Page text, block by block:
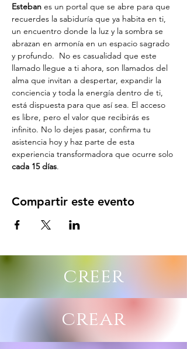
Esteban es un portal que se abre para que
recuerdes la sabiduría que ya habita en ti,
un encuentro donde la luz y la sombra se
abrazan en armonía en un espacio sagrado
y profundo.  No es casualidad que este
llamado llegue a ti ahora, son llamados del
alma que invitan a despertar, expandir la
conciencia y toda la energía dentro de ti,
está dispuesta para que así sea. El acceso
es libre, pero el valor que recibirás es
infinito. No lo dejes pasar, confirma tu
asistencia hoy y haz parte de esta
experiencia transformadora que ocurre solo
cada 15 días.
Compartir este evento
creer
crear